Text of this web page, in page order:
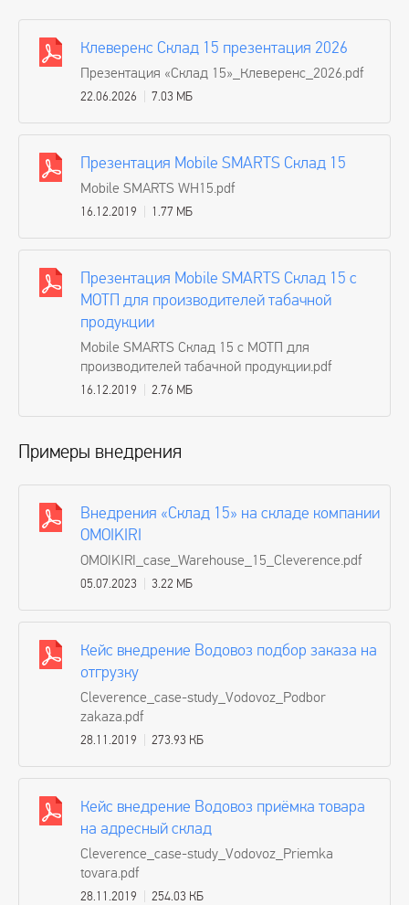
Клеверенс Cклад 15 презентация 2026
Презентация «Cклад 15»_Клеверенс_2026.pdf
22.06.2026 7.03 МБ
Презентация Mobile SMARTS Склад 15
Mobile SMARTS WH15.pdf
16.12.2019 1.77 МБ
Презентация Mobile SMARTS Склад 15 с
МОТП для производителей табачной
продукции
Mobile SMARTS Склад 15 с МОТП для
производителей табачной продукции.pdf
16.12.2019 2.76 МБ
Примеры внедрения
Внедрения «Склад 15» на складе компании
OMOIKIRI
OMOIKIRI_case_Warehouse_15_Cleverence.pdf
05.07.2023 3.22 МБ
Кейс внедрение Водовоз подбор заказа на
отгрузку
Cleverence_case-study_Vodovoz_Podbor
zakaza.pdf
28.11.2019 273.93 КБ
Кейс внедрение Водовоз приёмка товара
на адресный склад
Cleverence_case-study_Vodovoz_Priemka
tovara.pdf
28.11.2019 254.03 КБ